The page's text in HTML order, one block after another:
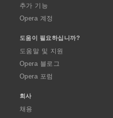
추가 기능
Opera 계정
도움이 필요하십니까?
도움말 및 지원
Opera 블로그
Opera 포럼
회사
채용